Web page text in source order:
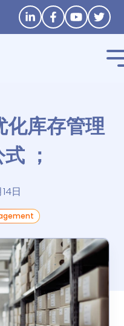
Stay in touch
化库存管理
；
日